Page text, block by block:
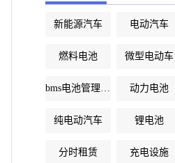
新能源汽车 电动汽车
燃料电池 微型电动车
bms电池管理系统 动力电池
纯电动汽车 锂电池
分时租赁 充电设施